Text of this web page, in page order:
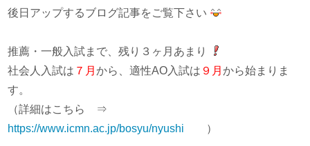
後日アップするブログ記事をご覧下さい
推薦・一般入試まで、残り３ヶ月あまり
社会人入試は ７月から、適性AO入試は ９月から始まりま
す。
（詳細はこちら ⇒
https://www.icmn.ac.jp/bosyu/nyushi ）